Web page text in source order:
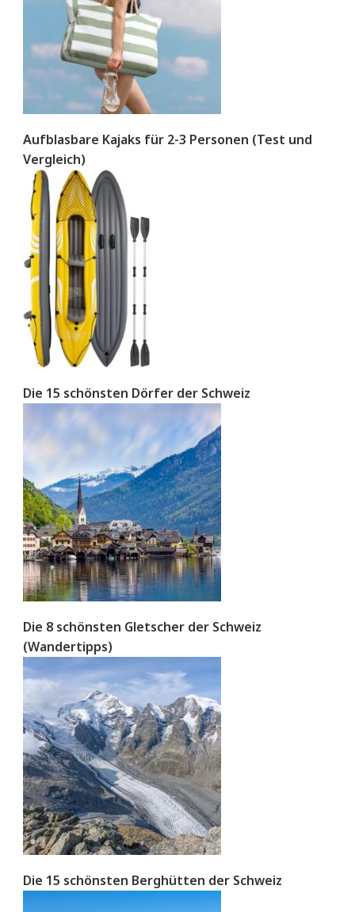
Aufblasbare Kajaks für 2-3 Personen (Test und
Vergleich)
Die 15 schönsten Dörfer der Schweiz
Die 8 schönsten Gletscher der Schweiz
(Wandertipps)
Die 15 schönsten Berghütten der Schweiz